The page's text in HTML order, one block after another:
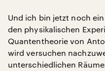
Und ich bin jetzt noch
den physikalischen
Quantentheorie von
wird versuchen
unterschiedlichen